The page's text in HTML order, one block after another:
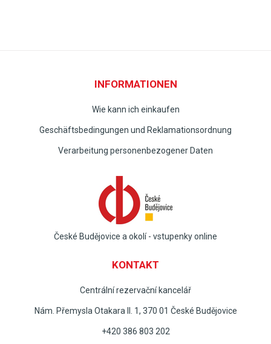
INFORMATIONEN
Wie kann ich einkaufen
Geschäftsbedingungen und Reklamationsordnung
Verarbeitung personenbezogener Daten
České Budějovice a okolí - vstupenky online
KONTAKT
Centrální rezervační kancelář
Nám. Přemysla Otakara II. 1, 370 01 České Budějovice
+420 386 803 202